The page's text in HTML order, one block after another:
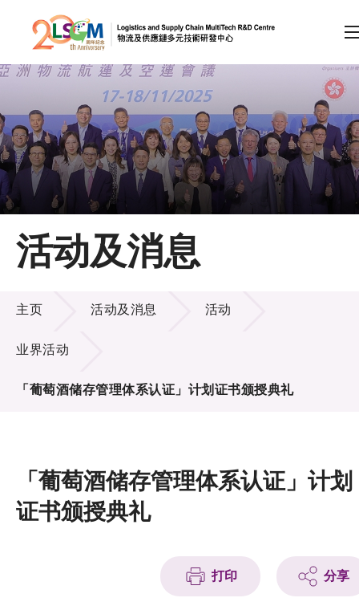
跳到内容（按回车键）
会员登录
A A EN 繁 简
主页
关于LSCM
技术商品化
项目及资助计划
新闻中心
活动及消息
活动及消息
主页 活动及消息 活动
业界活动
「葡萄酒储存管理体系认证」计划证书颁授典礼
「葡萄酒储存管理体系认证」计划
证书颁授典礼
打印 分享